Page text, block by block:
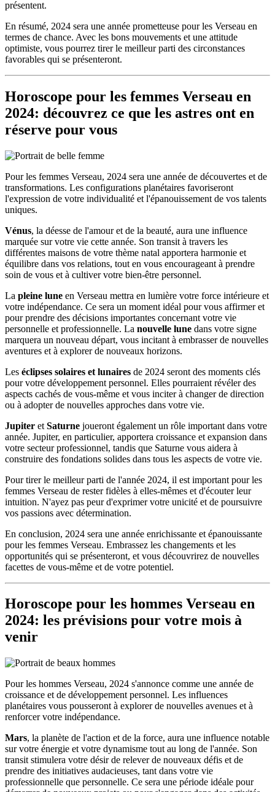
présentent.
En résumé, 2024 sera une année prometteuse pour les Verseau en
termes de chance. Avec les bons mouvements et une attitude
optimiste, vous pourrez tirer le meilleur parti des circonstances
favorables qui se présenteront.
Horoscope pour les femmes Verseau en
2024: découvrez ce que les astres ont en
réserve pour vous
Pour les femmes Verseau, 2024 sera une année de découvertes et de
transformations. Les configurations planétaires favoriseront
l'expression de votre individualité et l'épanouissement de vos talents
uniques.
Vénus, la déesse de l'amour et de la beauté, aura une influence
marquée sur votre vie cette année. Son transit à travers les
différentes maisons de votre thème natal apportera harmonie et
équilibre dans vos relations, tout en vous encourageant à prendre
soin de vous et à cultiver votre bien-être personnel.
La pleine lune en Verseau mettra en lumière votre force intérieure et
votre indépendance. Ce sera un moment idéal pour vous affirmer et
pour prendre des décisions importantes concernant votre vie
personnelle et professionnelle. La nouvelle lune dans votre signe
marquera un nouveau départ, vous incitant à embrasser de nouvelles
aventures et à explorer de nouveaux horizons.
Les éclipses solaires et lunaires de 2024 seront des moments clés
pour votre développement personnel. Elles pourraient révéler des
aspects cachés de vous-même et vous inciter à changer de direction
ou à adopter de nouvelles approches dans votre vie.
Jupiter et Saturne joueront également un rôle important dans votre
année. Jupiter, en particulier, apportera croissance et expansion dans
votre secteur professionnel, tandis que Saturne vous aidera à
construire des fondations solides dans tous les aspects de votre vie.
Pour tirer le meilleur parti de l'année 2024, il est important pour les
femmes Verseau de rester fidèles à elles-mêmes et d'écouter leur
intuition. N'ayez pas peur d'exprimer votre unicité et de poursuivre
vos passions avec détermination.
En conclusion, 2024 sera une année enrichissante et épanouissante
pour les femmes Verseau. Embrassez les changements et les
opportunités qui se présenteront, et vous découvrirez de nouvelles
facettes de vous-même et de votre potentiel.
Horoscope pour les hommes Verseau en
2024: les prévisions pour votre mois à
venir
Pour les hommes Verseau, 2024 s'annonce comme une année de
croissance et de développement personnel. Les influences
planétaires vous pousseront à explorer de nouvelles avenues et à
renforcer votre indépendance.
Mars, la planète de l'action et de la force, aura une influence notable
sur votre énergie et votre dynamisme tout au long de l'année. Son
transit stimulera votre désir de relever de nouveaux défis et de
prendre des initiatives audacieuses, tant dans votre vie
professionnelle que personnelle. Ce sera une période idéale pour